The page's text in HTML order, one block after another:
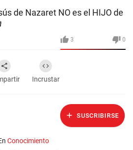
de Nazaret NO es el HIJO de
3 0
Incrustar
SUSCRIBIRSE
Conocimiento